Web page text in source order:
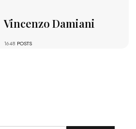
Vincenzo Damiani
1648 POSTS